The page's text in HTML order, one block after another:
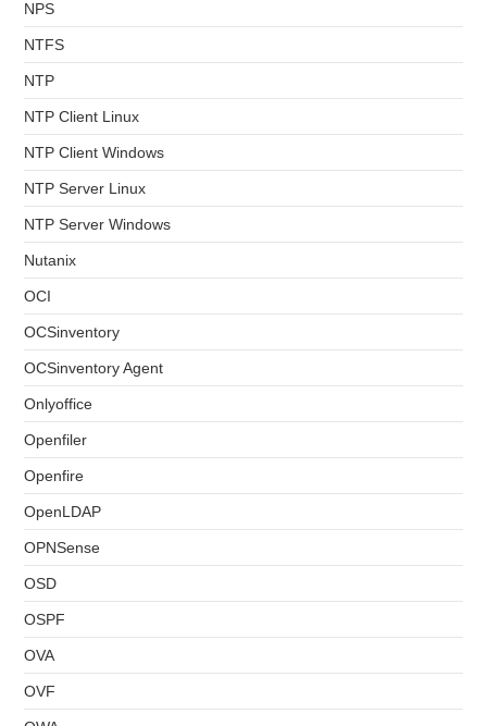
NPS
NTFS
NTP
NTP Client Linux
NTP Client Windows
NTP Server Linux
NTP Server Windows
Nutanix
OCI
OCSinventory
OCSinventory Agent
Onlyoffice
Openfiler
Openfire
OpenLDAP
OPNSense
OSD
OSPF
OVA
OVF